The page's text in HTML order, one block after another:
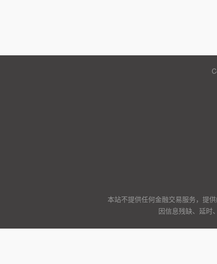
本站不提供任何金融交易服务，提
因信息残缺、延时